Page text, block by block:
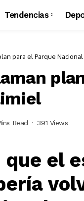
Tendencias
para el Parque
Read 391 Views
el